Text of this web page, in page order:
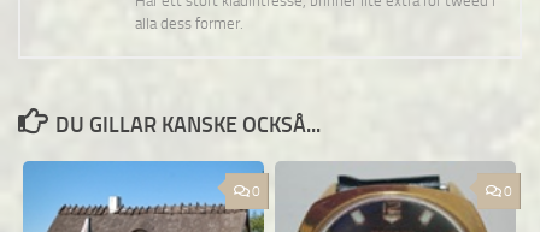
alla dess former.
DU GILLAR KANSKE OCKSÅ...
0 0